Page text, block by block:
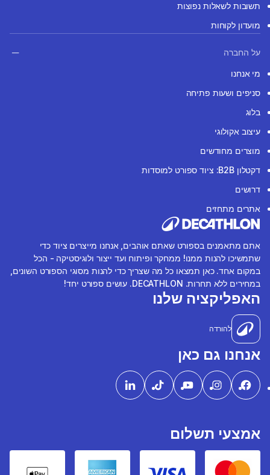
תשובות לשאלות נפוצות
מועדון לקוחות
על החברה
מי אנחנו
סניפים ושעות פתיחה
בלוג
עיצוב אקולוגי
מוצרים מחודשים
דקטלון B2B: ציוד ספורט למוסדות
דרושים
אתרים מתחזים
אתם מתאמנים בספורט שאתם אוהבים, אנחנו מייצרים ציוד כדי
שתמשיכו להנות ממנו! ממחקר ופיתוח ועד ייצור ולוגיסטיקה - הכל
במקום אחד. כאן תמצאו כל מה שצריך כדי להנות מסוגי הספורט השונים,
במחירים ללא תחרות. DECATHLON. עושים ספורט יחד!
האפליקציה שלנו
להורדה
אנחנו גם כאן
אמצעי תשלום